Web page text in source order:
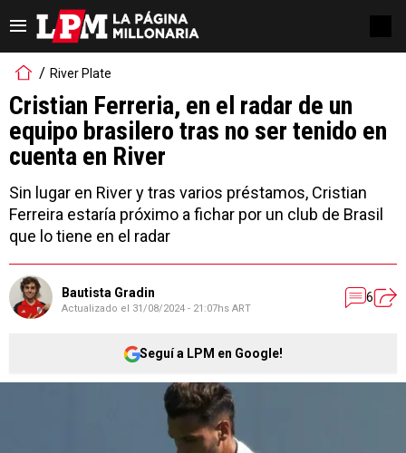
River Plate
Cristian Ferreria, en el radar de un
equipo brasilero tras no ser tenido en
cuenta en River
Sin lugar en River y tras varios préstamos, Cristian
Ferreira estaría próximo a fichar por un club de Brasil
que lo tiene en el radar
Bautista Gradin
Actualizado el 31/08/2024 - 21:07hs ART
6
Seguí a LPM en Google!